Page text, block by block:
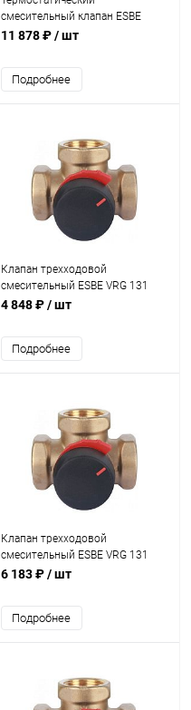
смесительный клапан ESBE
VTA572 20-55°C G1 1/4" KVS 4,8
11 878 ₽/ шт
Подробнее
Клапан трехходовой
смесительный ESBE VRG 131
3/4" KVS 6,3
4 848 ₽/ шт
Подробнее
Клапан трехходовой
смесительный ESBE VRG 131
1/2" KVS 1,0
6 183 ₽/ шт
Подробнее